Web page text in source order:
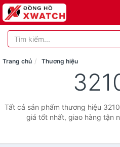
Trang chủ Thương hiệu
Tất cả sản phẩm thương hiệu
giá tốt nhất, giao hàng tận